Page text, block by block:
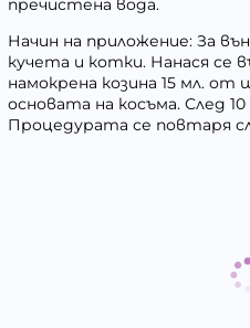
пречистена вода.
Начин на приложение: За
кучета и котки. Нанася се
намокрена козина 15 мл. от
основата на косъма. След 10
Процедурата се повтаря